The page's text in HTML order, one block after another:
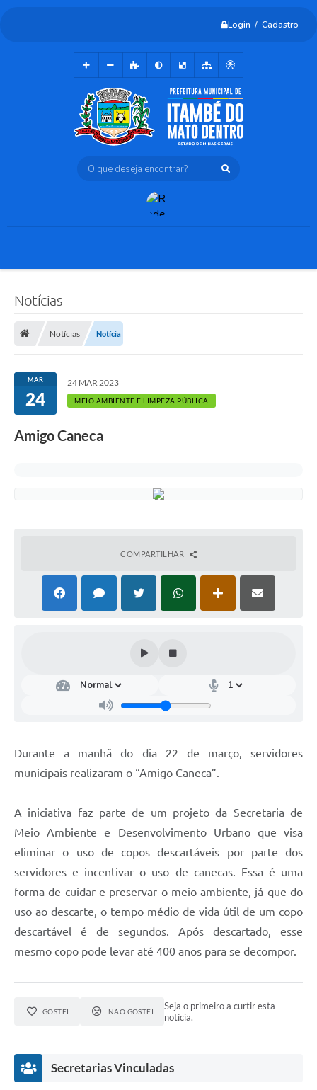
Login / Cadastro
O que deseja encontrar?
Notícias
Notícias Notícia
MAR
24
24 MAR 2023
MEIO AMBIENTE E LIMPEZA PÚBLICA
Amigo Caneca
COMPARTILHAR
Durante a manhã do dia 22 de março, servidores
municipais realizaram o “Amigo Caneca”.
A iniciativa faz parte de um projeto da Secretaria de
Meio Ambiente e Desenvolvimento Urbano que visa
eliminar o uso de copos descartáveis por parte dos
servidores e incentivar o uso de canecas. Essa é uma
forma de cuidar e preservar o meio ambiente, já que do
uso ao descarte, o tempo médio de vida útil de um copo
descartável é de segundos. Após descartado, esse
mesmo copo pode levar até 400 anos para se decompor.
GOSTEI NÃO GOSTEI
Seja o primeiro a curtir esta
notícia.
Secretarias Vinculadas